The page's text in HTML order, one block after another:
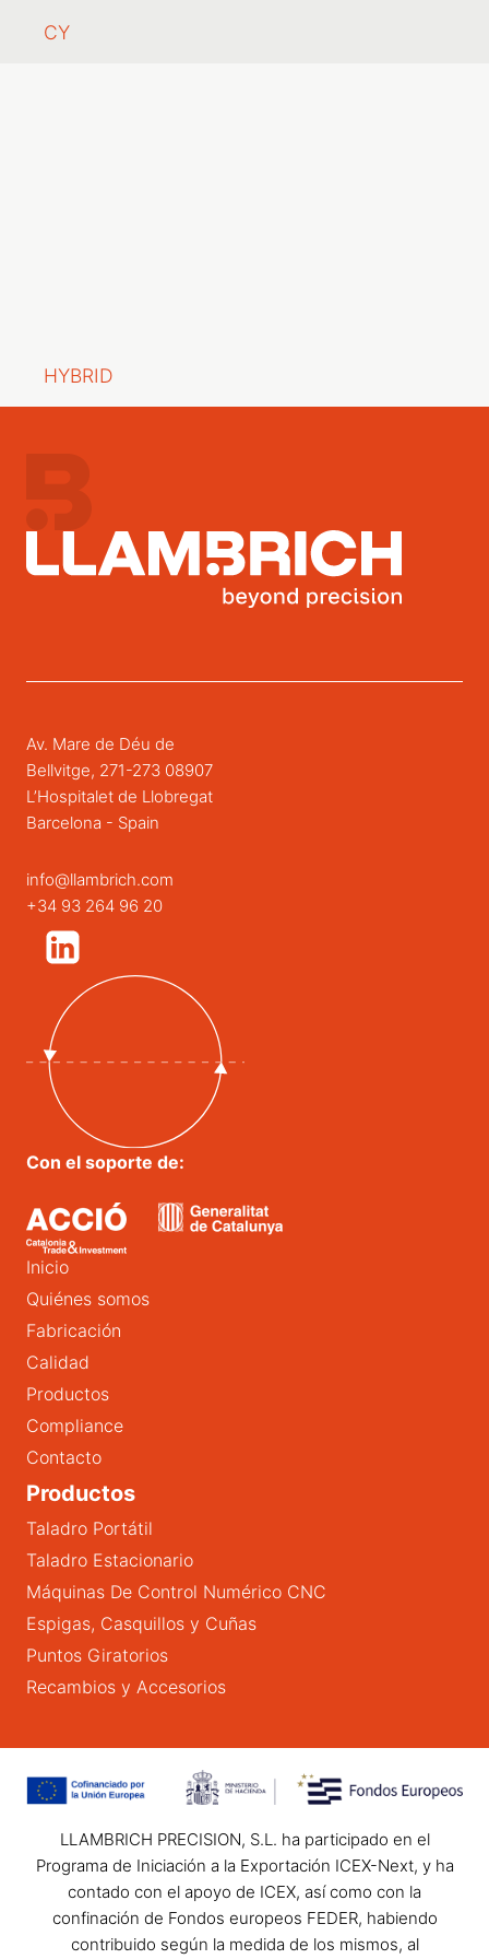
CY
HYBRID
Av. Mare de Déu de
Bellvitge, 271-273 08907
L’Hospitalet de Llobregat
Barcelona - Spain
info@llambrich.com
+34 93 264 96 20
Con el soporte de:
Inicio
Quiénes somos
Fabricación
Calidad
Productos
Compliance
Contacto
Productos
Taladro Portátil
Taladro Estacionario
Máquinas De Control Numérico CNC
Espigas, Casquillos y Cuñas
Puntos Giratorios
Recambios y Accesorios
LLAMBRICH PRECISION, S.L. ha participado en el
Programa de Iniciación a la Exportación ICEX-Next, y ha
contado con el apoyo de ICEX, así como con la
confinación de Fondos europeos FEDER, habiendo
contribuido según la medida de los mismos, al